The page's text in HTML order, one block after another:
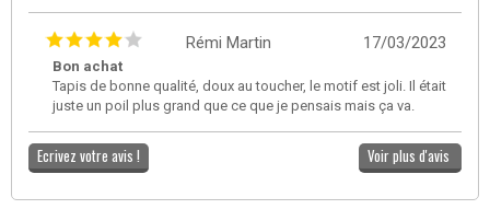
17/03/2023
Rémi Martin
Bon achat
Tapis de bonne qualité, doux au toucher, le motif est joli. Il était
juste un poil plus grand que ce que je pensais mais ça va.
Ecrivez votre avis ! Voir plus d'avis